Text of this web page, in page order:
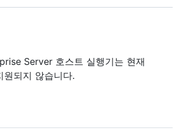
Server 호스트 실행기는 현재
되지 않습니다.